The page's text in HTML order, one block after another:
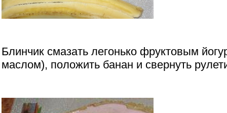
Блинчик смазать легонько фруктовым
маслом), положить банан и свернуть